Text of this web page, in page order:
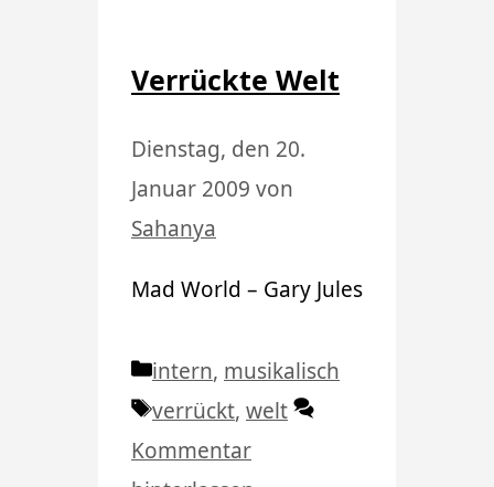
Verrückte Welt
Dienstag, den 20.
Januar 2009 von
Sahanya
Mad World – Gary Jules
Kategorien
intern, musikalisch
Schlagwörter
verrückt, welt
Kommentar